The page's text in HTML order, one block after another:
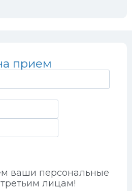
прием
ваши персональные
лицам!